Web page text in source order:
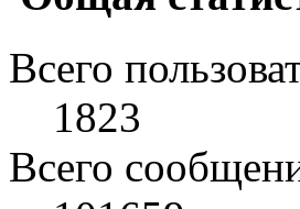
Всего
1823
Всего